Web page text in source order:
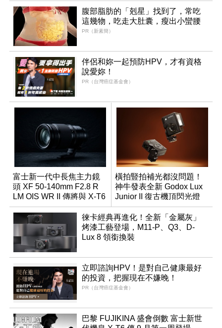
腹部脂肪的「剋星」找到了，常吃
這幾物，吃走大肚囊，瘦出小蠻腰
PR（新素簡）
伴侶和妳一起預防HPV，才有資格
說愛妳！
PR（台灣癌症基金會）
富士新一代中長焦主力鏡
頭 XF 50-140mm F2.8 R
LM OIS WR II 傳將與 X-T6
同步亮相
橫拍豎拍補光都沒問題！
神牛發表全新 Godox Lux
Junior II 復古機頂閃光燈
徠卡經典再進化！全新「金屬灰」
烤漆工藝登場，M11-P、Q3、D-
Lux 8 領銜換裝
立即諮詢HPV！是對自己健康最好
的投資，把握現在不嫌晚！
PR（台灣癌症基金會）
巴黎 FUJIKINA 盛會倒數 富士新世